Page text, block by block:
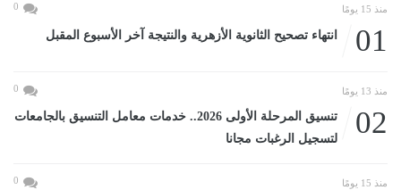
منذ 15 يومًا 0
01 انتهاء تصحيح الثانوية الأزهرية والنتيجة آخر الأسبوع المقبل
منذ 13 يومًا 0
02
تنسيق المرحلة الأولى 2026.. خدمات معامل التنسيق بالجامعات
لتسجيل الرغبات مجانا
منذ 15 يومًا 0